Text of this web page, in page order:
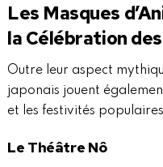
Les Masques
la Célébration
Outre leur aspect
japonais jouent
et les festivités
Le Théâtre Nô